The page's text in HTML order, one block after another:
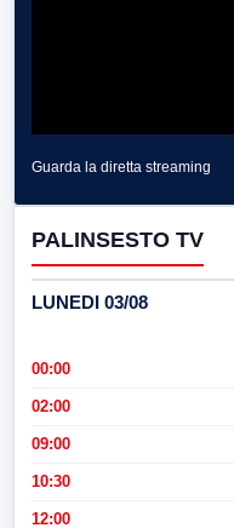
Guarda la diretta streaming
PALINSESTO TV
LUNEDI 03/08
00:00
02:00
09:00
10:30
12:00